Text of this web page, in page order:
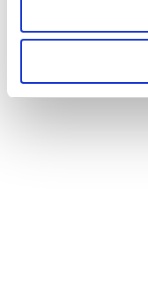
Ayarlar butonuna
Metnimizi ziyaret
okumak ve sitemizi